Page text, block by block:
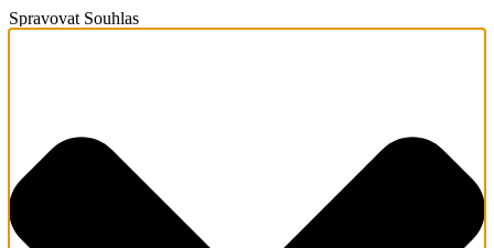
Spravovat Souhlas